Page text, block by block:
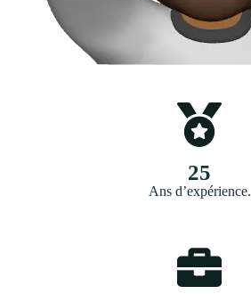
25
Ans d’expérience.